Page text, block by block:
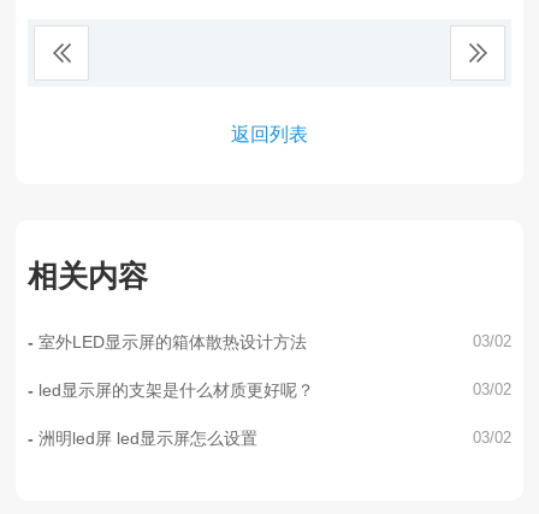
返回列表
相关内容
室外LED显示屏的箱体散热设计方法 03/02
led显示屏的支架是什么材质更好呢？ 03/02
洲明led屏 led显示屏怎么设置 03/02